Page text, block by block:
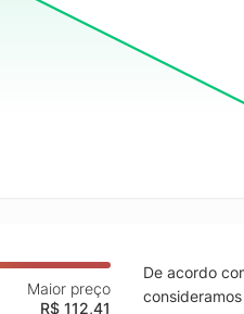
Maior preço
R$ 112,41
De acordo